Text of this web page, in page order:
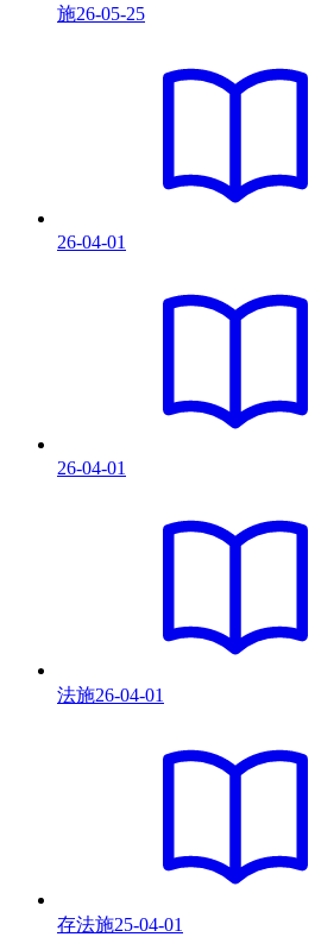
施26-05-25
26-04-01
26-04-01
法施26-04-01
存法施25-04-01